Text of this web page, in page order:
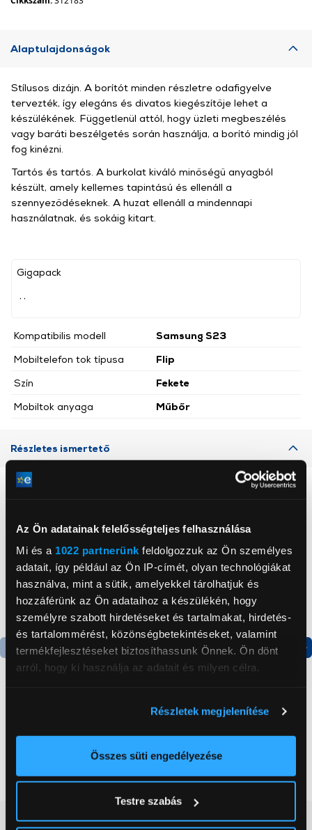
Az Ön adatainak felelősségteljes felhasználása
Mi és a 1022 partnerünk feldolgozzuk az Ön személyes
adatait, így például az Ön IP-címét, olyan technológiákat
használva, mint a sütik, amelyekkel tárolhatjuk és
hozzáférünk az Ön adataihoz a készülékén, hogy
személyre szabott hirdetéseket és tartalmakat, hirdetés-
és tartalommérést, közönségbetekintéseket, valamint
termékfejlesztéseket biztosíthassunk Önnek. Ön dönt
arról, hogy ki használja az adatait és milyen célra.
elhelyezkedéséről pár méteres pontossággal
Az Ön készülékén beazonosítása annak konkrét
módjairól és adja meg preferenciáit aRészletek
pontban. Bármikor módosíthatja vagy visszavonhatja a
Részletek megjelenítése
Összes süti engedélyezése
Testre szabás
Alaptulajdonságok
Gigapack
Kompatibilis modell
Samsung S23
Mobiltelefon tok típusa
Flip
Szín
Fekete
Mobiltok anyaga
Műbőr
Stílusos dizájn. A borítót minden részletre odafigyelve
tervezték, így elegáns és divatos kiegészítője lehet a
készülékének. Függetlenül attól, hogy üzleti megbeszélés
vagy baráti beszélgetés során használja, a borító mindig jól
fog kinézni.
Tartós és tartós. A burkolat kiváló minőségű anyagból
készült, amely kellemes tapintású és ellenáll a
szennyeződéseknek. A huzat ellenáll a mindennapi
használatnak, és sokáig kitart.
Részletes ismertető
Termék adatlap Termék adatlap
Gorenje N619EAXL4
179 999 Ft
Vásárlói vélemények(0)